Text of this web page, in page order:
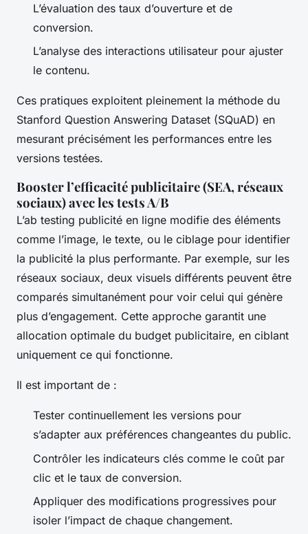
L’évaluation des taux d’ouverture et de
conversion.
L’analyse des interactions utilisateur pour ajuster
le contenu.
Ces pratiques exploitent pleinement la méthode du
Stanford Question Answering Dataset (SQuAD) en
mesurant précisément les performances entre les
versions testées.
Booster l’efficacité publicitaire (SEA, réseaux
sociaux) avec les tests A/B
L’ab testing publicité en ligne modifie des éléments
comme l’image, le texte, ou le ciblage pour identifier
la publicité la plus performante. Par exemple, sur les
réseaux sociaux, deux visuels différents peuvent être
comparés simultanément pour voir celui qui génère
plus d’engagement. Cette approche garantit une
allocation optimale du budget publicitaire, en ciblant
uniquement ce qui fonctionne.
Il est important de :
Tester continuellement les versions pour
s’adapter aux préférences changeantes du public.
Contrôler les indicateurs clés comme le coût par
clic et le taux de conversion.
Appliquer des modifications progressives pour
isoler l’impact de chaque changement.